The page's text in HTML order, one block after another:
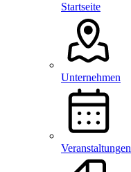
Startseite
Unternehmen
Veranstaltungen